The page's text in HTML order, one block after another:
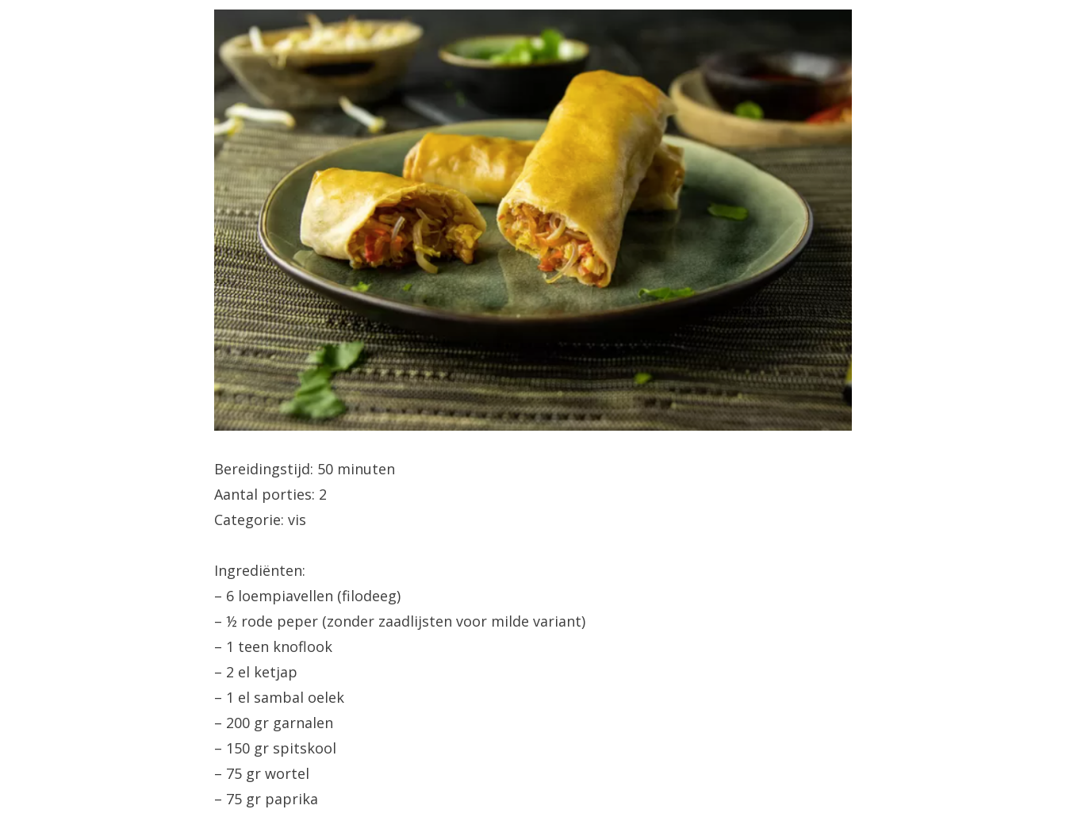
Bereidingstijd: 50 minuten
Aantal porties: 2
Categorie: vis
Ingrediënten:
– 6 loempiavellen (filodeeg)
– ½ rode peper (zonder zaadlijsten voor milde variant)
– 1 teen knoflook
– 2 el ketjap
– 1 el sambal oelek
– 200 gr garnalen
– 150 gr spitskool
– 75 gr wortel
– 75 gr paprika